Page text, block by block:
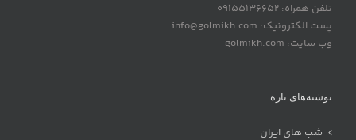
تلفن همراه: 09155136652
پست الکترونیک: info@golmikh.com
وب سایت: golmikh.com
نوشته‌های تازه
شب های ایران